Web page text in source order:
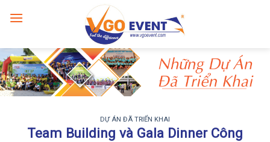
DỰ ÁN ĐÃ TRIỂN KHAI
Team Building và Gala Dinner Công